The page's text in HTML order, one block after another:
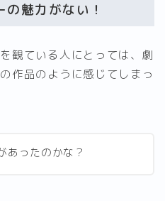
魅力がない！
観ている人にとっては、劇
作品のように感じてしまっ
あったのかな？